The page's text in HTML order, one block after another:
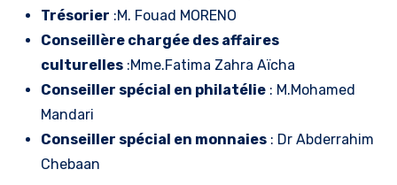
Trésorier :M. Fouad MORENO
Conseillère chargée des affaires
culturelles :Mme.Fatima Zahra Aïcha
Conseiller spécial en philatélie : M.Mohamed
Mandari
Conseiller spécial en monnaies : Dr Abderrahim
Chebaan